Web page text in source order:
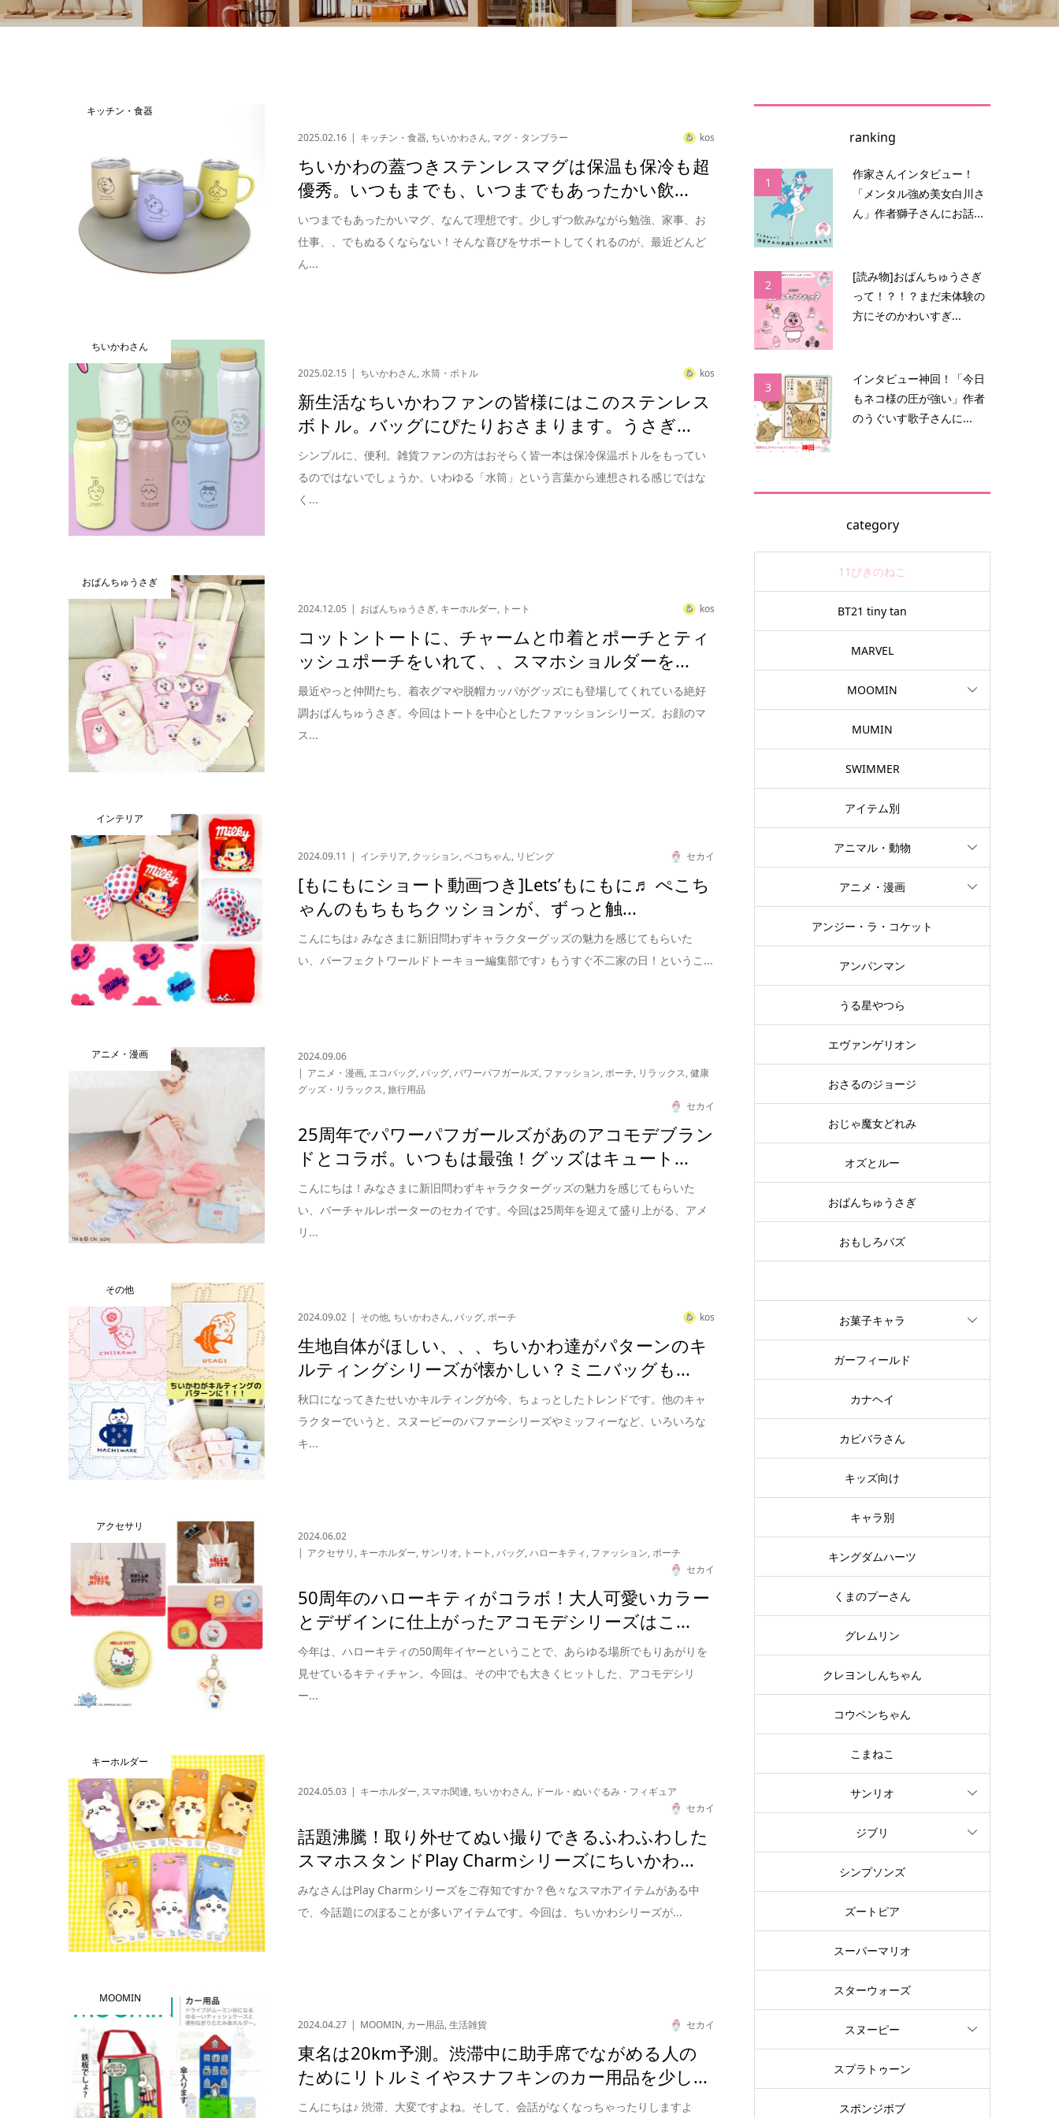
キッチン・食器
2025.02.16 キッチン・食器, ちいかわさん, マグ・タンブラー kos
ちいかわの蓋つきステンレスマグは保温も保冷も超
優秀。いつもまでも、いつまでもあったかい飲...
いつまでもあったかいマグ、なんて理想です。少しずつ飲みながら勉強、家事、お
仕事、、でもぬるくならない！そんな喜びをサポートしてくれるのが、最近どんど
ん...
ちいかわさん
2025.02.15 ちいかわさん,水筒・ボトル kos
新生活なちいかわファンの皆様にはこのステンレス
ボトル。バッグにぴたりおさまります。うさぎ...
シンプルに、便利。雑貨ファンの方はおそらく皆一本は保冷保温ボトルをもってい
るのではないでしょうか。いわゆる「水筒」という言葉から連想される感じではな
く...
おぱんちゅうさぎ
2024.12.05 おぱんちゅうさぎ, キーホルダー, トート kos
コットントートに、チャームと巾着とポーチとティ
ッシュポーチをいれて、、スマホショルダーを...
最近やっと仲間たち、着衣グマや脱帽カッパがグッズにも登場してくれている絶好
調おぱんちゅうさぎ。今回はトートを中心としたファッションシリーズ。お顔のマ
ス...
インテリア
2024.09.11 インテリア, クッション,ペコちゃん, リビング セカイ
[もにもにショート動画つき]Lets’もにもに♬ ぺこち
ゃんのもちもちクッションが、ずっと触...
こんにちは♪ みなさまに新旧問わずキャラクターグッズの魅力を感じてもらいた
い、パーフェクトワールドトーキョー編集部です♪ もうすぐ不二家の日！というこ...
アニメ・漫画
2024.09.06
アニメ・漫画, エコバッグ,バッグ,パワーパフガールズ, ファッション,ポーチ, リラックス,健康
グッズ・リラックス,旅行用品
セカイ
25周年でパワーパフガールズがあのアコモデブラン
ドとコラボ。いつもは最強！グッズはキュート...
こんにちは！みなさまに新旧問わずキャラクターグッズの魅力を感じてもらいた
い、バーチャルレポーターのセカイです。今回は25周年を迎えて盛り上がる、アメ
リ...
その他
2024.09.02 その他, ちいかわさん,バッグ,ポーチ kos
生地自体がほしい、、、ちいかわ達がパターンのキ
ルティングシリーズが懐かしい？ミニバッグも...
秋口になってきたせいかキルティングが今、ちょっとしたトレンドです。他のキャ
ラクターでいうと、スヌーピーのパファーシリーズやミッフィーなど、いろいろな
キ...
アクセサリ
2024.06.02
アクセサリ , キーホルダー,サンリオ, トート ,バッグ,ハローキティ, ファッション,ポーチ
セカイ
50周年のハローキティがコラボ！大人可愛いカラー
とデザインに仕上がったアコモデシリーズはこ...
今年は、ハローキティの50周年イヤーということで、あらゆる場所でもりあがりを
見せているキティチャン。今回は、その中でも大きくヒットした、アコモデシリ
ー...
キーホルダー
2024.05.03 キーホルダー, スマホ関連, ちいかわさん, ドール・ぬいぐるみ・フィギュア
セカイ
話題沸騰！取り外せてぬい撮りできるふわふわした
スマホスタンドPlay Charmシリーズにちいかわ...
みなさんはPlay Charmシリーズをご存知ですか？色々なスマホアイテムがある中
で、今話題にのぼることが多いアイテムです。今回は、ちいかわシリーズが...
MOOMIN
2024.04.27 MOOMIN, カー用品,生活雑貨 セカイ
東名は20km予測。渋滞中に助手席でながめる人の
ためにリトルミイやスナフキンのカー用品を少し...
こんにちは♪ 渋滞、大変ですよね。そして、会話がなくなっちゃったりしますよ
ranking
1
作家さんインタビュー！
「メンタル強め美女白川さ
ん」作者獅子さんにお話...
2
[読み物]おぱんちゅうさぎ
って！？！？まだ未体験の
方にそのかわいすぎ...
3
インタビュー神回！「今日
もネコ様の圧が強い」作者
のうぐいす歌子さんに...
category
11ぴきのねこ
BT21 tiny tan
MARVEL
MOOMIN
MUMIN
SWIMMER
アイテム別
アニマル・動物
アニメ・漫画
アンジー・ラ・コケット
アンパンマン
うる星やつら
エヴァンゲリオン
おさるのジョージ
おじゃ魔女どれみ
オズとルー
おぱんちゅうさぎ
おもしろバズ
お菓子キャラ
ガーフィールド
カナヘイ
カピバラさん
キッズ向け
キャラ別
キングダムハーツ
くまのプーさん
グレムリン
クレヨンしんちゃん
コウペンちゃん
こまねこ
サンリオ
ジブリ
シンプソンズ
ズートピア
スーパーマリオ
スターウォーズ
スヌーピー
スプラトゥーン
スポンジボブ